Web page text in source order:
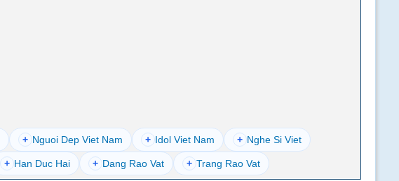
+ Nguoi Dep Viet Nam + Idol Viet Nam + Nghe Si Viet
+ Han Duc Hai + Dang Rao Vat + Trang Rao Vat